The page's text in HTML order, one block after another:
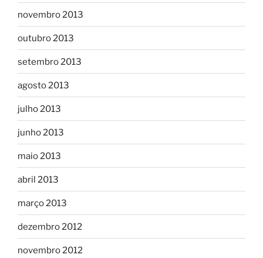
novembro 2013
outubro 2013
setembro 2013
agosto 2013
julho 2013
junho 2013
maio 2013
abril 2013
março 2013
dezembro 2012
novembro 2012